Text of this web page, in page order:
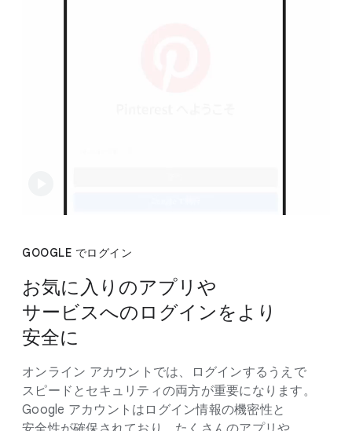
GOOGLE で​ログイン
お気に​入りの​アプリや​
サービスへの​ログインを​より​
安全に
オンライン アカウントでは、​ログインするうえで​
スピードと​セキュリティの​両方が​重要に​なります。​
Google アカウントは​ログイン情報の​機密性と​